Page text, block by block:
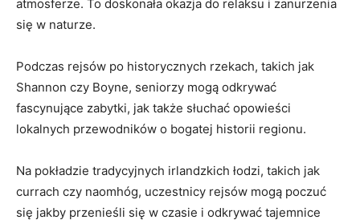
atmosferze. To doskonała okazja do relaksu i zanurzenia
się w naturze.
Podczas rejsów po historycznych rzekach, takich jak
Shannon czy Boyne, seniorzy mogą odkrywać
fascynujące zabytki, jak‌ także słuchać opowieści
lokalnych przewodników o bogatej historii regionu.
Na pokładzie tradycyjnych irlandzkich łodzi, takich jak
currach czy naomhóg, uczestnicy rejsów mogą poczuć
się jakby⁢ przenieśli się w czasie‌ i odkrywać tajemnice‍